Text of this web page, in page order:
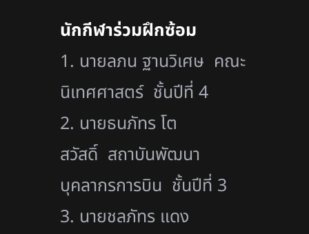
นักกีฬาร่วมฝึกซ้อม
1. นายลภน ฐานวิเศษ คณะ
นิเทศศาสตร์ ชั้นปีที่ 4
2. นายธนภัทร โต
สวัสดิ์ สถาบันพัฒนา
บุคลากรการบิน ชั้นปีที่ 3
3. นายชลภัทร แดง